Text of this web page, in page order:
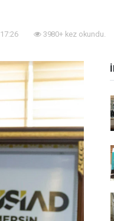
3980+ kez okundu.